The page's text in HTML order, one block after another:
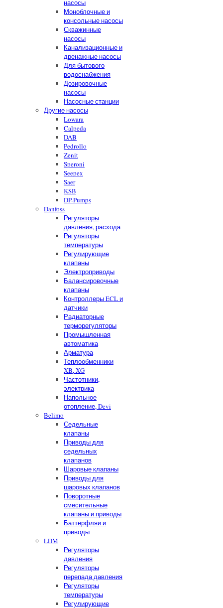
насосы
Моноблочные и
консольные насосы
Скважинные
насосы
Канализационные и
дренажные насосы
Для бытового
водоснабжения
Дозировочные
насосы
Насосные станции
Другие насосы
Lowara
Calpeda
DAB
Pedrollo
Zenit
Speroni
Seepex
Saer
KSB
DP-Pumps
Danfoss
Регуляторы
давления, расхода
Регуляторы
температуры
Регулирующие
клапаны
Электроприводы
Балансировочные
клапаны
Контроллеры ECL и
датчики
Радиаторные
терморегуляторы
Промышленная
автоматика
Арматура
Теплообменники
XB, XG
Частотники,
электрика
Напольное
отопление, Devi
Belimo
Седельные
клапаны
Приводы для
седельных
клапанов
Шаровые клапаны
Приводы для
шаровых клапанов
Поворотные
смесительные
клапаны и приводы
Баттерфляи и
приводы
LDM
Регуляторы
давления
Регуляторы
перепада давления
Регуляторы
температуры
Регулирующие